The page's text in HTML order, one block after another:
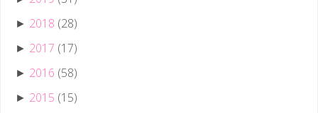
► 2018 (28)
► 2017 (17)
► 2016 (58)
► 2015 (15)